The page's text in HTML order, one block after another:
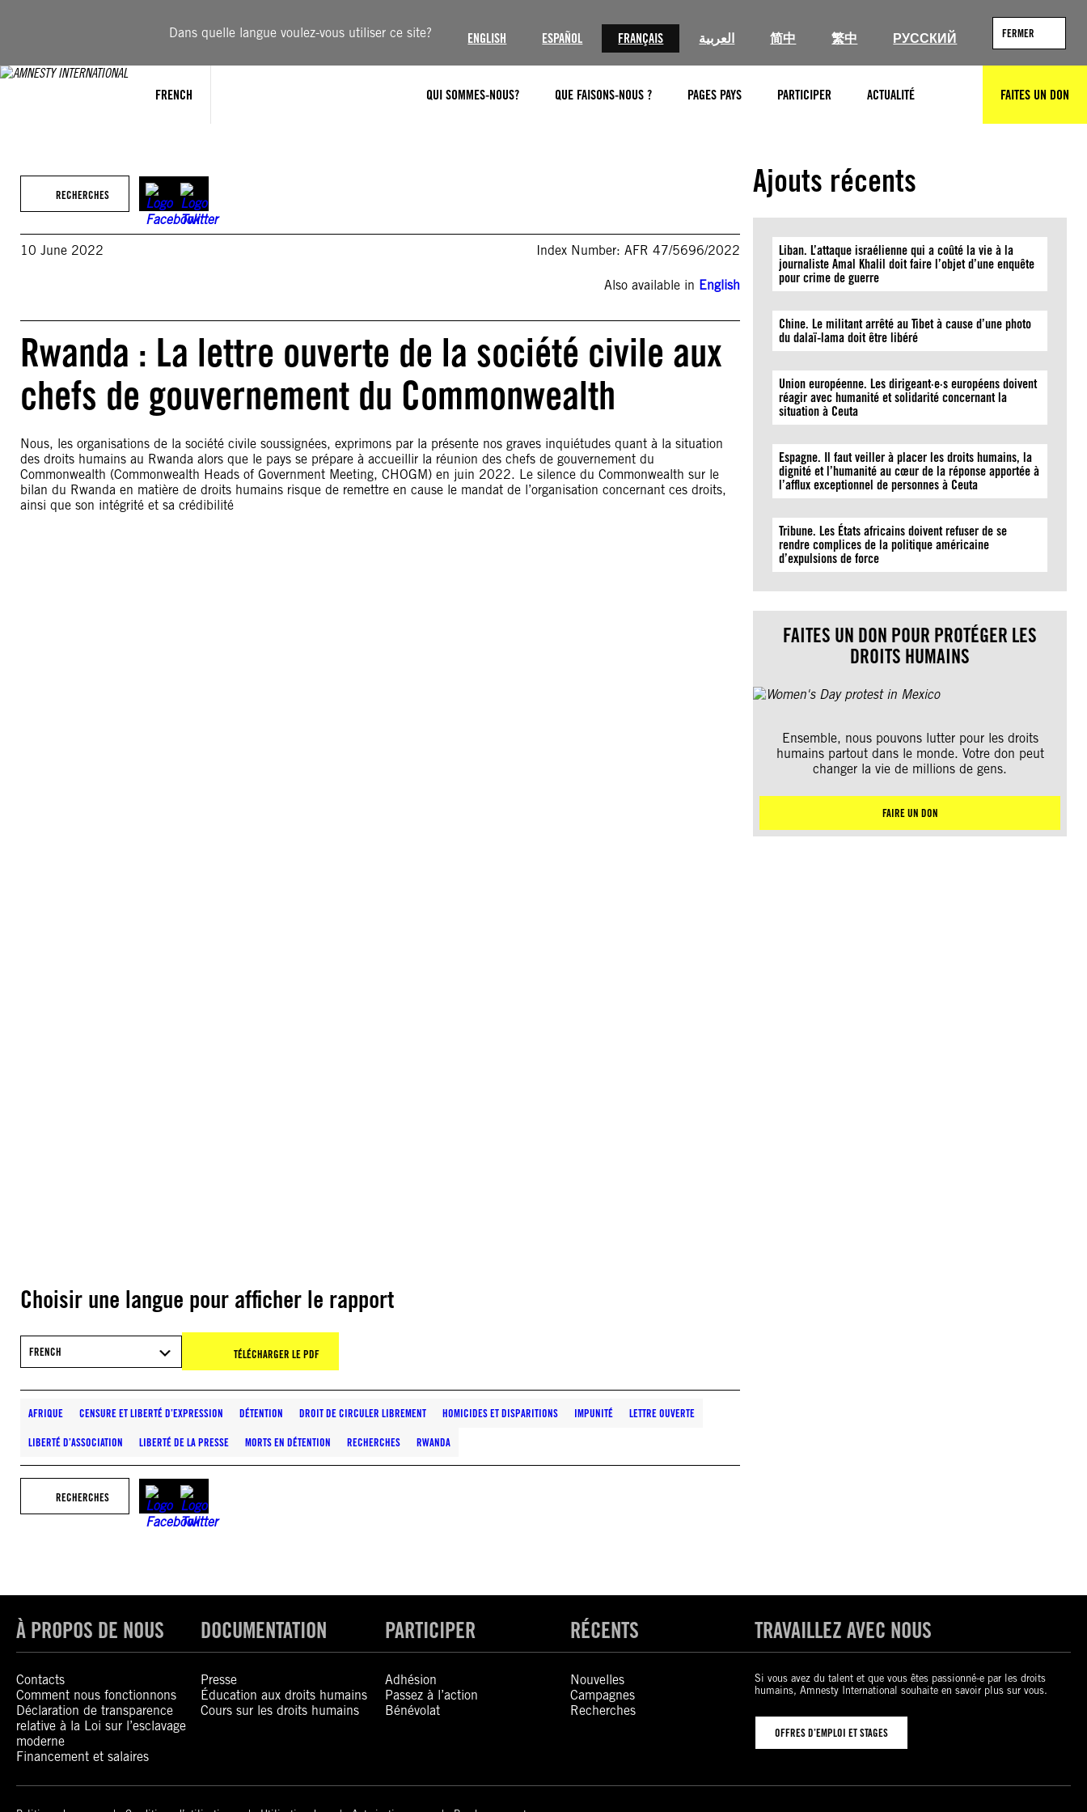
Dans quelle langue voulez-vous utiliser ce site? ENGLISH ESPAÑOL FRANÇAIS العربية 简中 繁中 РУССКИЙ FERMER
FRENCH QUI SOMMES-NOUS? QUE FAISONS-NOUS ? PAGES PAYS PARTICIPER ACTUALITÉ RECHERCHERFAITES UN DON
RECHERCHES
10 June 2022 Index Number: AFR 47/5696/2022
Also available in English
Rwanda : La lettre ouverte de la société civile aux
chefs de gouvernement du Commonwealth
Nous, les organisations de la société civile soussignées, exprimons par la présente nos graves inquiétudes quant à la situation
des droits humains au Rwanda alors que le pays se prépare à accueillir la réunion des chefs de gouvernement du
Commonwealth (Commonwealth Heads of Government Meeting, CHOGM) en juin 2022. Le silence du Commonwealth sur le
bilan du Rwanda en matière de droits humains risque de remettre en cause le mandat de l’organisation concernant ces droits,
ainsi que son intégrité et sa crédibilité
Choisir une langue pour afficher le rapport
FRENCH TÉLÉCHARGER LE PDF
AFRIQUE CENSURE ET LIBERTÉ D’EXPRESSION DÉTENTION DROIT DE CIRCULER LIBREMENT HOMICIDES ET DISPARITIONS IMPUNITÉ LETTRE OUVERTE
LIBERTÉ D’ASSOCIATION LIBERTÉ DE LA PRESSE MORTS EN DÉTENTION RECHERCHES RWANDA
RECHERCHES
Ajouts récents
Liban. L’attaque israélienne qui a coûté la vie à la
journaliste Amal Khalil doit faire l’objet d’une enquête
pour crime de guerre
Chine. Le militant arrêté au Tibet à cause d’une photo
du dalaï-lama doit être libéré
Union européenne. Les dirigeant·e·s européens doivent
réagir avec humanité et solidarité concernant la
situation à Ceuta
Espagne. Il faut veiller à placer les droits humains, la
dignité et l’humanité au cœur de la réponse apportée à
l’afflux exceptionnel de personnes à Ceuta
Tribune. Les États africains doivent refuser de se
rendre complices de la politique américaine
d’expulsions de force
FAITES UN DON POUR PROTÉGER LES
DROITS HUMAINS
Ensemble, nous pouvons lutter pour les droits
humains partout dans le monde. Votre don peut
changer la vie de millions de gens.
FAIRE UN DON
À PROPOS DE NOUS
Contacts
Comment nous fonctionnons
Déclaration de transparence
relative à la Loi sur l’esclavage
moderne
Financement et salaires
DOCUMENTATION
Presse
Éducation aux droits humains
Cours sur les droits humains
PARTICIPER
Adhésion
Passez à l’action
Bénévolat
RÉCENTS
Nouvelles
Campagnes
Recherches
TRAVAILLEZ AVEC NOUS
Si vous avez du talent et que vous êtes passionné-e par les droits
humains, Amnesty International souhaite en savoir plus sur vous.
OFFRES D’EMPLOI ET STAGES